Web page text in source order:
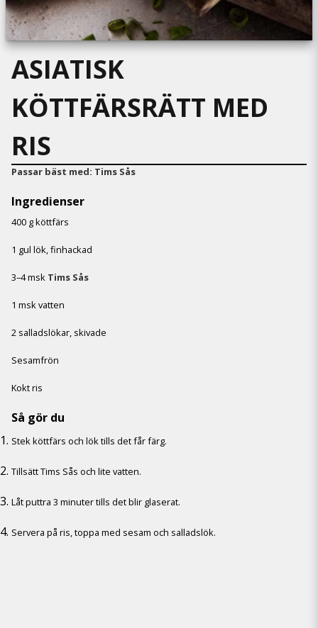
ASIATISK
KÖTTFÄRSRÄTT MED
RIS
Passar bäst med: Tims Sås
Ingredienser
400 g köttfärs
1 gul lök, finhackad
3–4 msk Tims Sås
1 msk vatten
2 salladslökar, skivade
Sesamfrön
Kokt ris
Så gör du
Stek köttfärs och lök tills det får färg.
Tillsätt Tims Sås och lite vatten.
Låt puttra 3 minuter tills det blir glaserat.
Servera på ris, toppa med sesam och salladslök.